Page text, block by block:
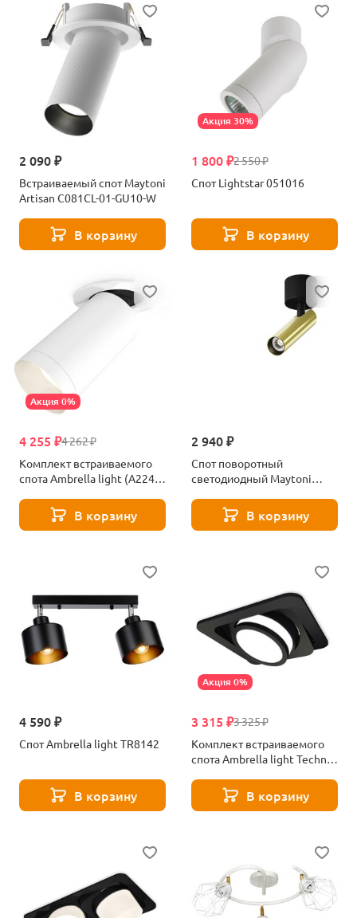
2 090 ₽
Встраиваемый спот Maytoni
Artisan C081CL-01-GU10-W
В корзину
Акция 30%
2 550 ₽
1 800 ₽
Спот Lightstar 051016
В корзину
Акция 0%
4 262 ₽
4 255 ₽
Комплект встраиваемого
спота Ambrella light (A2241,
В корзину
2 940 ₽
Спот поворотный
светодиодный Maytoni
BBS
В корзину
4 590 ₽
Спот Ambrella light TR8142
В корзину
Акция 0%
3 325 ₽
3 315 ₽
Комплект встраиваемого
спота Ambrella light Techno
XC7659081В корзину